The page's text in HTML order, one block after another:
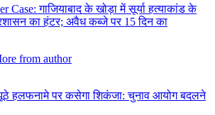
Case: गाजियाबाद के खोड़ा में सूर्या हत्याकांड के
का हंटर; अवैध कब्जे पर 15 दिन का
from author
हलफनामे पर कसेगा शिकंजा: चुनाव आयोग बदलने